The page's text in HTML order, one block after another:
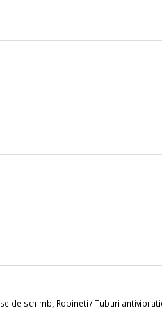
de schimb, Robineti / Tuburi